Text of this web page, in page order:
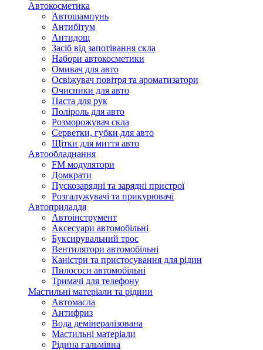
Автокосметика
Автошампунь
Антибітум
Антидощ
Засіб від запотівання скла
Набори автокосметики
Омивач для авто
Освіжувач повітря та ароматизатори
Очисники для авто
Паста для рук
Поліроль для авто
Розморожувач скла
Серветки, губки для авто
Щітки для миття авто
Автообладнання
FM модулятори
Домкрати
Пускозарядні та зарядні пристрої
Розгалужувачі та прикурювачі
Автоприладдя
Автоінструмент
Аксесуари автомобільні
Буксирувальний трос
Вентилятори автомобільні
Каністри та пристосування для рідин
Пилососи автомобільні
Тримачі для телефону
Мастильні матеріали та рідини
Автомасла
Антифриз
Вода демінералізована
Мастильні матеріали
Рідина гальмівна